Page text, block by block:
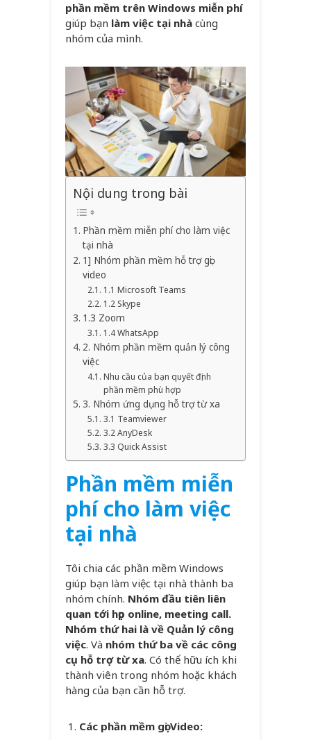
phần mềm trên Windows miễn phí
giúp bạn làm việc tại nhà cùng
nhóm của mình.
Nội dung trong bài
Phần mềm miễn phí cho làm việc
tại nhà
1] Nhóm phần mềm hỗ trợ gọi
video
1.1 Microsoft Teams
1.2 Skype
1.3 Zoom
1.4 WhatsApp
2. Nhóm phần mềm quản lý công
việc
Nhu cầu của bạn quyết định
phần mềm phù hợp
3. Nhóm ứng dụng hỗ trợ từ xa
3.1 Teamviewer
3.2 AnyDesk
3.3 Quick Assist
Phần mềm miễn
phí cho làm việc
tại nhà
Tôi chia các phần mềm Windows
giúp bạn làm việc tại nhà thành ba
nhóm chính. Nhóm đầu tiên liên
quan tới họp online, meeting call.
Nhóm thứ hai là về Quản lý công
việc. Và nhóm thứ ba về các công
cụ hỗ trợ từ xa. Có thể hữu ích khi
thành viên trong nhóm hoặc khách
hàng của bạn cần hỗ trợ.
Các phần mềm gọi Video: